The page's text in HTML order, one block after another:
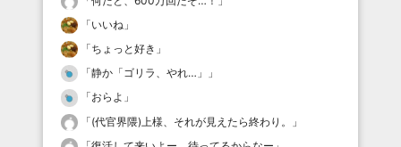
「いいね 」
「ちょっと好き 」
「静か「ゴリラ、やれ…」
」
「おらよ 」
「(代官界隈)上様、それが見えたら終わり。
」